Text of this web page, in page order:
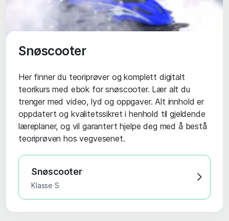
Snøscooter
Her finner du teoriprøver og komplett digitalt
teorikurs med ebok for snøscooter. Lær alt du
trenger med video, lyd og oppgaver. Alt innhold er
oppdatert og kvalitetssikret i henhold til gjeldende
læreplaner, og vil garantert hjelpe deg med å bestå
teoriprøven hos vegvesenet.
Snøscooter
Klasse S